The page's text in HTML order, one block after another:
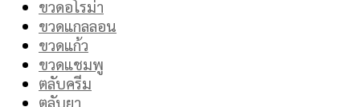
ขวดอโรม่า
ขวดแกลลอน
ขวดแก้ว
ขวดแชมพู
ตลับครีม
ตลับยา